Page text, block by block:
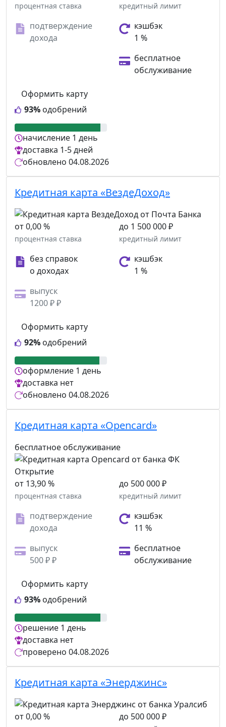
процентная ставка кредитный лимит
подтверждение
дохода
кэшбэк
1 %
бесплатное
обслуживание
93% одобрений
Оформить карту
начисление 1 день
доставка 1-5 дней
обновлено 04.08.2026
Кредитная карта «ВездеДоход»
от 0,00 %
процентная ставка
до 1 500 000 ₽
кредитный лимит
без справок
о доходах
кэшбэк
1 %
выпуск
1200 ₽ ₽
92% одобрений
Оформить карту
оформление 1 день
доставка нет
обновлено 04.08.2026
Кредитная карта «Opencard»
бесплатное обслуживание
от 13,90 %
процентная ставка
до 500 000 ₽
кредитный лимит
подтверждение
дохода
кэшбэк
11 %
выпуск
500 ₽ ₽
бесплатное
обслуживание
93% одобрений
Оформить карту
решение 1 день
доставка нет
проверено 04.08.2026
Кредитная карта «Энерджинс»
от 0,00 % до 500 000 ₽